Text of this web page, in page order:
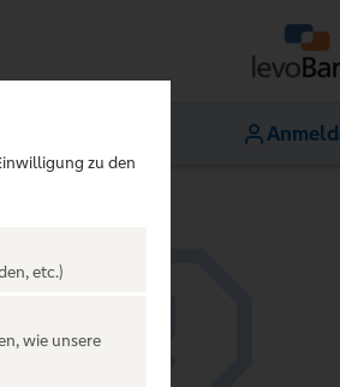
zu den
etc.)
wie unsere